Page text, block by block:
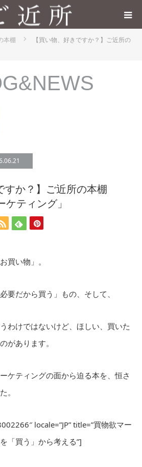
本棚
【買い物、好きですか？】ご近所の
すか？】ご近所の本棚
ティング」
買い物」。
要だから買う」もの、そして、
わけではないけど、ほしい、買いた
があります。
ケティングの面から迫る本を、恒さ
。
locale=”JP” title=”買物欲マー
「買う」から考える”]